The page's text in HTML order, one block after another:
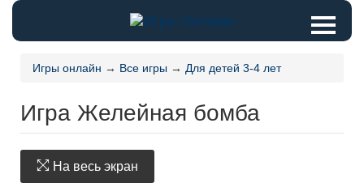
Игры онлайн → Все игры → Для детей 3-4 лет
Игра Желейная бомба
На весь экран